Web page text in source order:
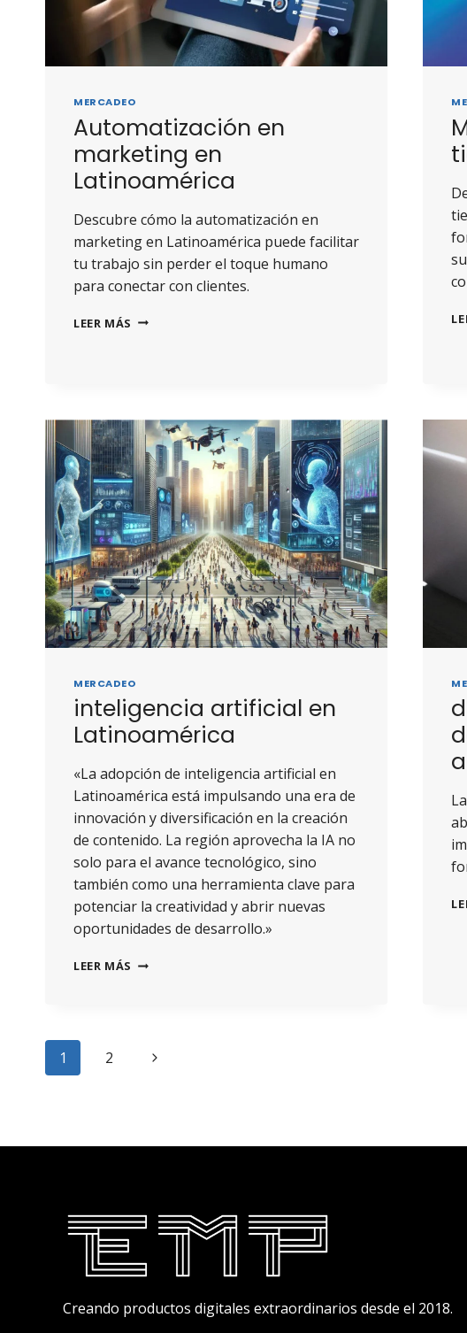
MERCADEO
Automatización en
marketing en
Latinoamérica
Descubre cómo la automatización en
marketing en Latinoamérica puede facilitar
tu trabajo sin perder el toque humano
para conectar con clientes.
LEER MÁS
MERCADEO
inteligencia artificial en
Latinoamérica
«La adopción de inteligencia artificial en
Latinoamérica está impulsando una era de
innovación y diversificación en la creación
de contenido. La región aprovecha la IA no
solo para el avance tecnológico, sino
también como una herramienta clave para
potenciar la creatividad y abrir nuevas
oportunidades de desarrollo.»
LEER MÁS
1 2
Creando productos digitales extraordinarios desde el 2018.